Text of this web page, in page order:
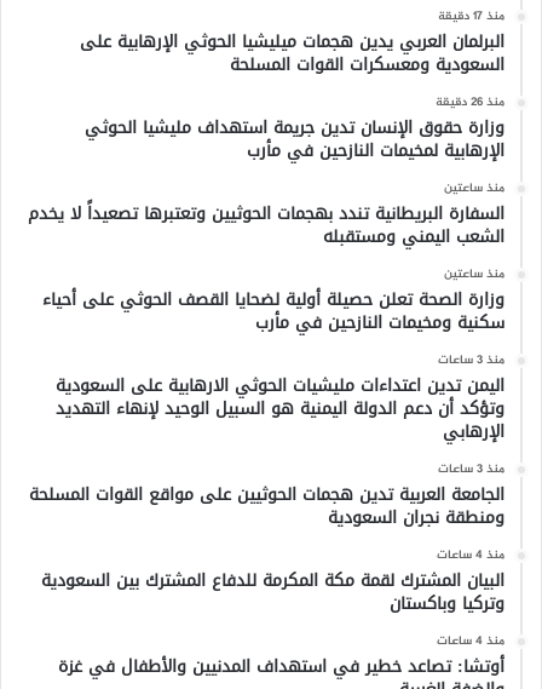
منذ 17 دقيقة
البرلمان العربي يدين هجمات ميليشيا الحوثي الإرهابية على
السعودية ومعسكرات القوات المسلحة
منذ 26 دقيقة
وزارة حقوق الإنسان تدين جريمة استهداف مليشيا الحوثي
الإرهابية لمخيمات النازحين في مأرب
منذ ساعتين
السفارة البريطانية تندد بهجمات الحوثيين وتعتبرها تصعيداً لا يخدم
الشعب اليمني ومستقبله
منذ ساعتين
وزارة الصحة تعلن حصيلة أولية لضحايا القصف الحوثي على أحياء
سكنية ومخيمات النازحين في مأرب
منذ 3 ساعات
اليمن تدين اعتداءات مليشيات الحوثي الارهابية على السعودية
وتؤكد أن دعم الدولة اليمنية هو السبيل الوحيد لإنهاء التهديد
الإرهابي
منذ 3 ساعات
الجامعة العربية تدين هجمات الحوثيين على مواقع القوات المسلحة
ومنطقة نجران السعودية
منذ 4 ساعات
البيان المشترك لقمة مكة المكرمة للدفاع المشترك بين السعودية
وتركيا وباكستان
منذ 4 ساعات
أوتشا: تصاعد خطير في استهداف المدنيين والأطفال في غزة